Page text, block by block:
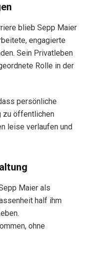
blieb Sepp Maier
engagierte
Sein Privatleben
Rolle in der
persönliche
zu öffentlichen
leise verlaufen und
Maier als
half ihm
ohne